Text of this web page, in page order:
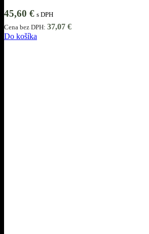
45,60 € s DPH
Cena bez DPH: 37,07 €
Do košíka